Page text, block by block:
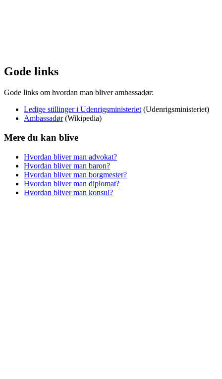
Gode links
Gode links om hvordan man bliver ambassadør:
Ledige stillinger i Udenrigsministeriet (Udenrigsministeriet)
Ambassadør(Wikipedia)
Mere du kan blive
Hvordan bliver man advokat?
Hvordan bliver man baron?
Hvordan bliver man borgmester?
Hvordan bliver man diplomat?
Hvordan bliver man konsul?